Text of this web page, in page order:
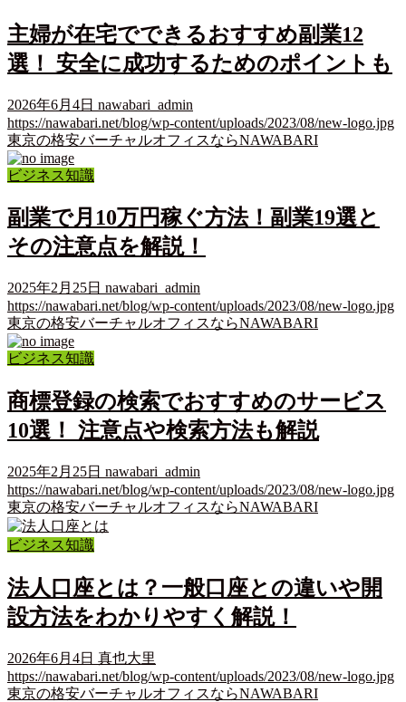
主婦が在宅でできるおすすめ副業12
選！ 安全に成功するためのポイントも
2026年6月4日 nawabari_admin
https://nawabari.net/blog/wp-content/uploads/2023/08/new-logo.jpg
東京の格安バーチャルオフィスならNAWABARI
ビジネス知識
副業で月10万円稼ぐ方法！副業19選と
その注意点を解説！
2025年2月25日 nawabari_admin
https://nawabari.net/blog/wp-content/uploads/2023/08/new-logo.jpg
東京の格安バーチャルオフィスならNAWABARI
ビジネス知識
商標登録の検索でおすすめのサービス
10選！ 注意点や検索方法も解説
2025年2月25日 nawabari_admin
https://nawabari.net/blog/wp-content/uploads/2023/08/new-logo.jpg
東京の格安バーチャルオフィスならNAWABARI
ビジネス知識
法人口座とは？一般口座との違いや開
設方法をわかりやすく解説！
2026年6月4日 真也大里
https://nawabari.net/blog/wp-content/uploads/2023/08/new-logo.jpg
東京の格安バーチャルオフィスならNAWABARI